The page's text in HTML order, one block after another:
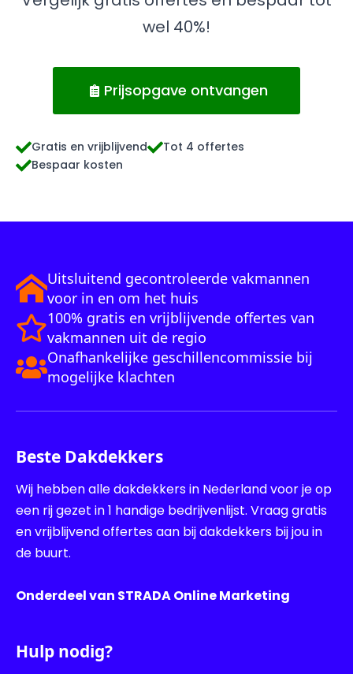
wel 40%!
Prijsopgave ontvangen
Gratis en vrijblijvend
Tot 4 offertes
Bespaar kosten
Uitsluitend gecontroleerde vakmannen
voor in en om het huis
100% gratis en vrijblijvende offertes van
vakmannen uit de regio
Onafhankelijke geschillencommissie bij
mogelijke klachten
Beste Dakdekkers
Wij hebben alle dakdekkers in Nederland voor je op
een rij gezet in 1 handige bedrijvenlijst. Vraag gratis
en vrijblijvend offertes aan bij dakdekkers bij jou in
de buurt.
Onderdeel van STRADA Online Marketing
Hulp nodig?